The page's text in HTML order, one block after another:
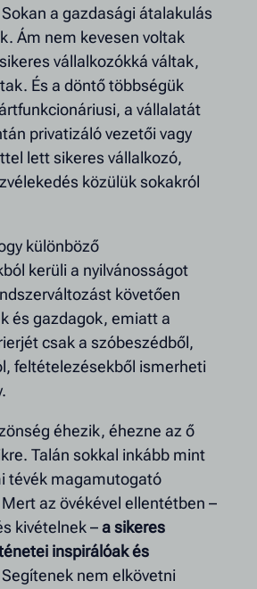
a gazdasági átalakulás
Ám nem kevesen voltak
vállalkozókká váltak,
És a döntő többségük
a vállalatát
privatizáló vezetői vagy
lett sikeres vállalkozó,
közülük sokakról
különböző
kerüli a nyilvánosságot
követően
és gazdagok, emiatt a
csak a szóbeszédből,
feltételezésekből ismerheti
éhezik, éhezne az ő
Talán sokkal inkább mint
tévék magamutogató
az övékével ellentétben –
kivételnek –a sikeres
inspirálóak és
nem elkövetni